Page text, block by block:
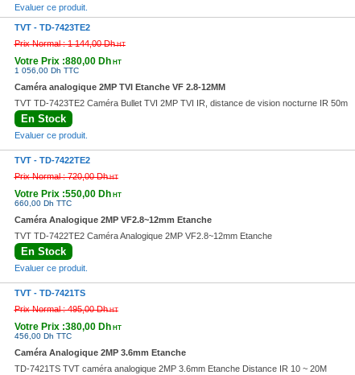
Evaluer ce produit.
TVT - TD-7423TE2
Prix Normal :1 144,00 DhHT
Votre Prix :880,00 DhHT
1 056,00 Dh TTC
Caméra analogique 2MP TVI Etanche VF 2.8-12MM
TVT TD-7423TE2 Caméra Bullet TVI 2MP TVI IR, distance de vision nocturne IR 50m
En Stock
Evaluer ce produit.
TVT - TD-7422TE2
Prix Normal :720,00 DhHT
Votre Prix :550,00 DhHT
660,00 Dh TTC
Caméra Analogique 2MP VF2.8~12mm Etanche
TVT TD-7422TE2 Caméra Analogique 2MP VF2.8~12mm Etanche
En Stock
Evaluer ce produit.
TVT - TD-7421TS
Prix Normal :495,00 DhHT
Votre Prix :380,00 DhHT
456,00 Dh TTC
Caméra Analogique 2MP 3.6mm Etanche
TD-7421TS TVT caméra analogique 2MP 3.6mm Etanche Distance IR 10 ~ 20M